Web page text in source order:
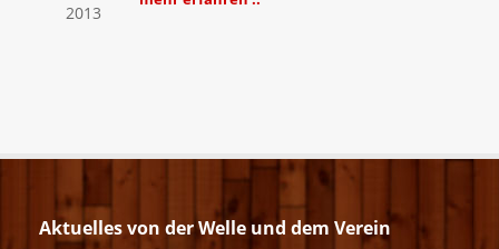
2013
Aktuelles von der Welle und dem Verein